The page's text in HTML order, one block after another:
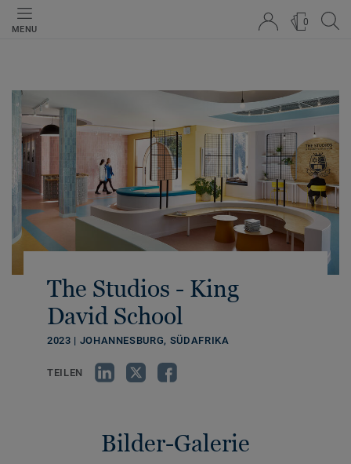
MENU
0
The Studios - King
David School
2023 | JOHANNESBURG, SÜDAFRIKA
TEILEN
Bilder-Galerie